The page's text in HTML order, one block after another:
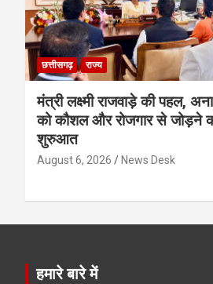
छत्तीसगढ़ राज्य
मंत्री लक्ष्मी राजवाड़े की पहल,
को कौशल और रोजगार से जोड़ने
शुरुआत
August 6, 2026 News Desk
हमारे बारे में